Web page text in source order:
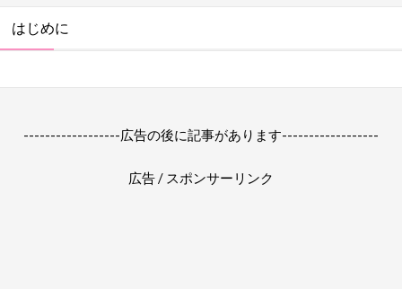
はじめに
------------------広告の後に記事があります------------------
広告 / スポンサーリンク